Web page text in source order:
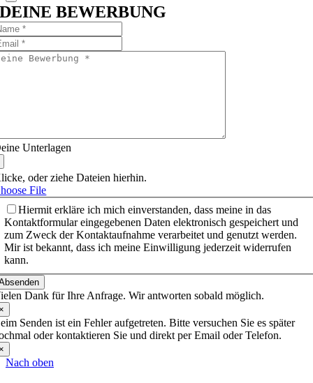
DEINE BEWERBUNG
Unterlagen
oder ziehe Dateien hierhin.
File
Hiermit erkläre ich mich einverstanden, dass meine in das
Kontaktformular eingegebenen Daten elektronisch gespeichert und
zum Zweck der Kontaktaufnahme verarbeitet und genutzt werden.
Mir ist bekannt, dass ich meine Einwilligung jederzeit widerrufen
kann.
Dank für Ihre Anfrage. Wir antworten sobald möglich.
Senden ist ein Fehler aufgetreten. Bitte versuchen Sie es später
oder kontaktieren Sie und direkt per Email oder Telefon.
Nach oben